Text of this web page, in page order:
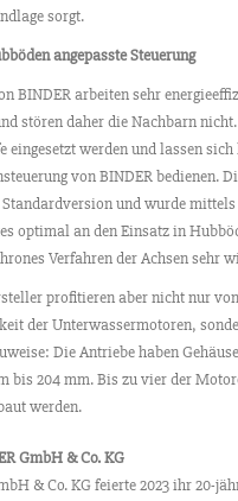
sorgt.
angepasste Steuerung
BINDER arbeiten sehr
stören daher die Nachbarn
eingesetzt werden und lassen
von BINDER bedienen.
und wurde mittels
optimal an den Einsatz in
Verfahren der Achsen sehr
profitieren aber nicht nur
der Unterwassermotoren,
Die Antriebe haben
bis 204 mm. Bis zu vier der
werden.
GmbH & Co. KG
& Co. KG feierte 2023 ihr 20-